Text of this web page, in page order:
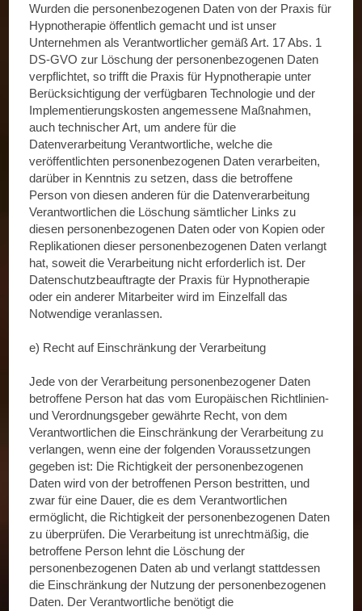
Wurden die personenbezogenen Daten von der Praxis für
Hypnotherapie öffentlich gemacht und ist unser
Unternehmen als Verantwortlicher gemäß Art. 17 Abs. 1
DS-GVO zur Löschung der personenbezogenen Daten
verpflichtet, so trifft die Praxis für Hypnotherapie unter
Berücksichtigung der verfügbaren Technologie und der
Implementierungskosten angemessene Maßnahmen,
auch technischer Art, um andere für die
Datenverarbeitung Verantwortliche, welche die
veröffentlichten personenbezogenen Daten verarbeiten,
darüber in Kenntnis zu setzen, dass die betroffene
Person von diesen anderen für die Datenverarbeitung
Verantwortlichen die Löschung sämtlicher Links zu
diesen personenbezogenen Daten oder von Kopien oder
Replikationen dieser personenbezogenen Daten verlangt
hat, soweit die Verarbeitung nicht erforderlich ist. Der
Datenschutzbeauftragte der Praxis für Hypnotherapie
oder ein anderer Mitarbeiter wird im Einzelfall das
Notwendige veranlassen.
e) Recht auf Einschränkung der Verarbeitung
Jede von der Verarbeitung personenbezogener Daten
betroffene Person hat das vom Europäischen Richtlinien-
und Verordnungsgeber gewährte Recht, von dem
Verantwortlichen die Einschränkung der Verarbeitung zu
verlangen, wenn eine der folgenden Voraussetzungen
gegeben ist: Die Richtigkeit der personenbezogenen
Daten wird von der betroffenen Person bestritten, und
zwar für eine Dauer, die es dem Verantwortlichen
ermöglicht, die Richtigkeit der personenbezogenen Daten
zu überprüfen. Die Verarbeitung ist unrechtmäßig, die
betroffene Person lehnt die Löschung der
personenbezogenen Daten ab und verlangt stattdessen
die Einschränkung der Nutzung der personenbezogenen
Daten. Der Verantwortliche benötigt die